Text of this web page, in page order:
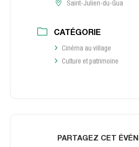
Saint-Julien-du-Gua
CATÉGORIE
Cinéma au village
Culture et patrimoine
PARTAGEZ CET